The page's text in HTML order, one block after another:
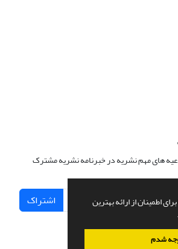
اطمینان از ارائه بهترین
شدم
های مهم نشریه در خبرنامه نشریه مشترک
اشتراک